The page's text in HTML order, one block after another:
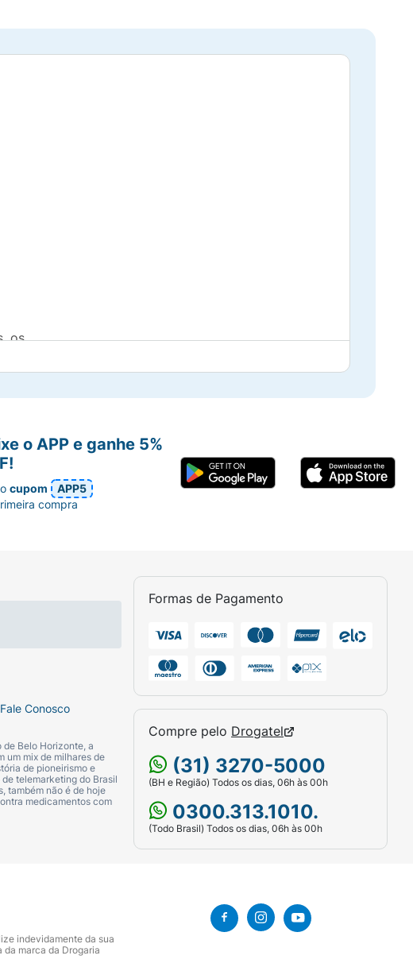
os
que
tipo de
eficácia. Aplique e massageie. Enxágue bem.
Fale Conosco
Belo Horizonte, a
um mix de milhares de
de pioneirismo e
telemarketing do Brasil
também não é de hoje
medicamentos com
Formas de Pagamento
Compre pelo Drogatel
(31) 3270-5000
(BH e Região) Todos os dias, 06h às 00h
0300.313.1010.
(Todo Brasil) Todos os dias, 06h às 00h
o APP e ganhe 5%
ocupom
APP5
compra
indevidamente da sua
marca da Drogaria